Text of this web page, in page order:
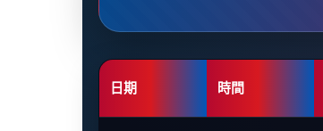
日期 時間